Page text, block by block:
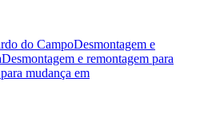
do CampoDesmontagem e
Desmontagem e remontagem para
mudança em